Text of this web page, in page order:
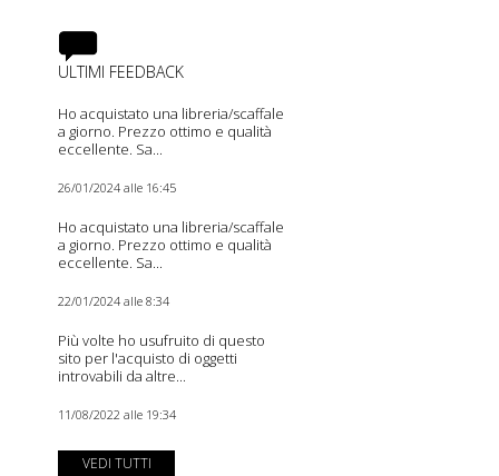
ULTIMI FEEDBACK
Ho acquistato una libreria/scaffale
a giorno. Prezzo ottimo e qualità
eccellente. Sa...
26/01/2024 alle 16:45
Ho acquistato una libreria/scaffale
a giorno. Prezzo ottimo e qualità
eccellente. Sa...
22/01/2024 alle 8:34
Più volte ho usufruito di questo
sito per l'acquisto di oggetti
introvabili da altre...
11/08/2022 alle 19:34
VEDI TUTTI